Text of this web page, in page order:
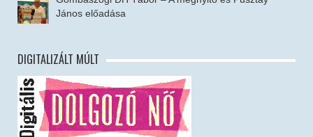
János előadása
DIGITALIZÁLT MÚLT